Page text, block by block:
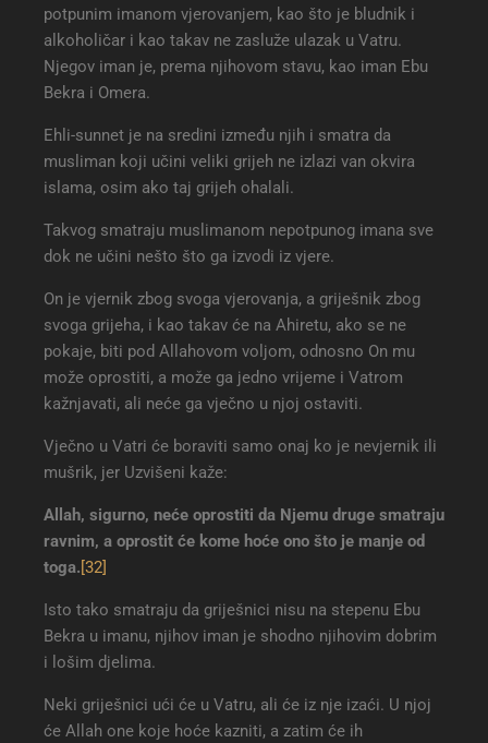
potpunim imanom vjerovanjem, kao što je bludnik i
alkoholičar i kao takav ne zasluže ulazak u Vatru.
Njegov iman je, prema njihovom stavu, kao iman Ebu
Bekra i Omera.
Ehli-sunnet je na sredini između njih i smatra da
musliman koji učini veliki grijeh ne izlazi van okvira
islama, osim ako taj grijeh ohalali.
Takvog smatraju muslimanom nepotpunog imana sve
dok ne učini nešto što ga izvodi iz vjere.
On je vjernik zbog svoga vjerovanja, a griješnik zbog
svoga grijeha, i kao takav će na Ahiretu, ako se ne
pokaje, biti pod Allahovom voljom, odnosno On mu
može oprostiti, a može ga jedno vrijeme i Vatrom
kažnjavati, ali neće ga vječno u njoj ostaviti.
Vječno u Vatri će boraviti samo onaj ko je nevjernik ili
mušrik, jer Uzvišeni kaže:
Allah, sigurno, neće oprostiti da Njemu druge smatraju
ravnim, a oprostit će kome hoće ono što je manje od
toga.[32]
Isto tako smatraju da griješnici nisu na stepenu Ebu
Bekra u imanu, njihov iman je shodno njihovim dobrim
i lošim djelima.
Neki griješnici ući će u Vatru, ali će iz nje izaći. U njoj
će Allah one koje hoće kazniti, a zatim će ih